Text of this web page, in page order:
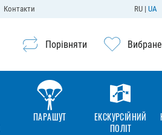
Контакти RU | UA
Порівняти Вибране
ПАРАШУТ
ЕКСКУРСІЙНИЙ
ПОЛІТ